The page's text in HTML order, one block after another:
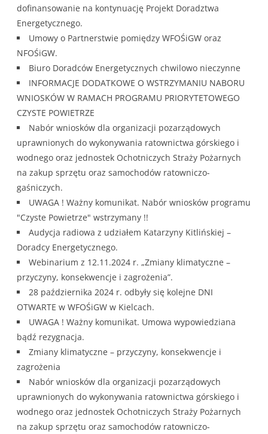
dofinansowanie na kontynuację Projekt Doradztwa
Energetycznego.
Umowy o Partnerstwie pomiędzy WFOŚiGW oraz
NFOŚiGW.
Biuro Doradców Energetycznych chwilowo nieczynne
INFORMACJE DODATKOWE O WSTRZYMANIU NABORU
WNIOSKÓW W RAMACH PROGRAMU PRIORYTETOWEGO
CZYSTE POWIETRZE
Nabór wniosków dla organizacji pozarządowych
uprawnionych do wykonywania ratownictwa górskiego i
wodnego oraz jednostek Ochotniczych Straży Pożarnych
na zakup sprzętu oraz samochodów ratowniczo-
gaśniczych.
UWAGA ! Ważny komunikat. Nabór wniosków programu
"Czyste Powietrze" wstrzymany !!
Audycja radiowa z udziałem Katarzyny Kitlińskiej –
Doradcy Energetycznego.
Webinarium z 12.11.2024 r. „Zmiany klimatyczne –
przyczyny, konsekwencje i zagrożenia”.
28 października 2024 r. odbyły się kolejne DNI
OTWARTE w WFOŚiGW w Kielcach.
UWAGA ! Ważny komunikat. Umowa wypowiedziana
bądź rezygnacja.
Zmiany klimatyczne – przyczyny, konsekwencje i
zagrożenia
Nabór wniosków dla organizacji pozarządowych
uprawnionych do wykonywania ratownictwa górskiego i
wodnego oraz jednostek Ochotniczych Straży Pożarnych
na zakup sprzętu oraz samochodów ratowniczo-